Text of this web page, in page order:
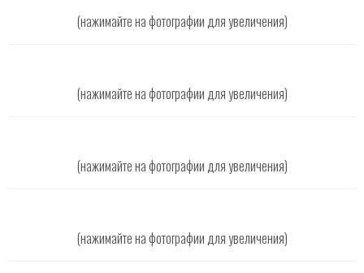
(нажимайте на фотографии для увеличения)
(нажимайте на фотографии для увеличения)
(нажимайте на фотографии для увеличения)
(нажимайте на фотографии для увеличения)